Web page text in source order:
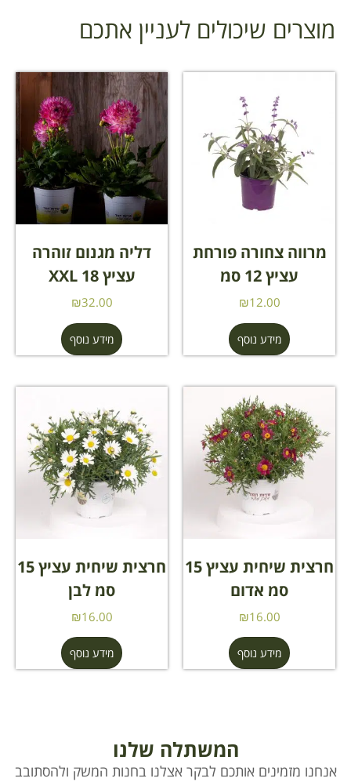
מוצרים שיכולים לעניין אתכם
מרווה צחורה פורחת
עציץ 12 סמ
₪12.00
מידע נוסף
דליה מגנום זוהרה
עציץ 18 XXL
₪32.00
מידע נוסף
חרצית שיחית עציץ 15
סמ אדום
₪16.00
מידע נוסף
חרצית שיחית עציץ 15
סמ לבן
₪16.00
מידע נוסף
המשתלה שלנו
אנחנו מזמינים אותכם לבקר אצלנו בחנות המשק ולהסתובב